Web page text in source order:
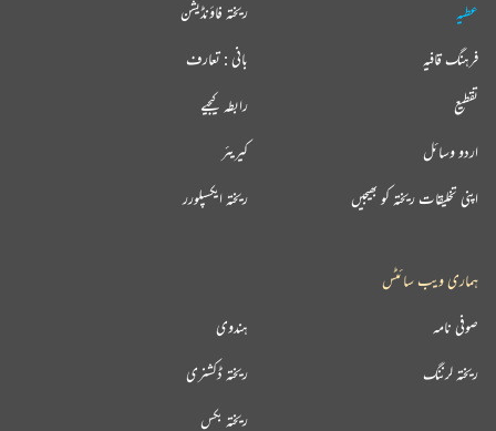
عطیہ
فرہنگ قافیہ
تقطیع
اردو وسائل
اپنی تخلیقات ریختہ کو بھیجیں
ریختہ فاؤنڈیشن
بانی : تعارف
رابطہ کیجیے
کیریئر
ریختہ ایکسپلورر
ہماری ویب سائٹس
ہندوی صوفی نامہ
ریختہ ڈکشنری ریختہ لرننگ
ریختہ بکس